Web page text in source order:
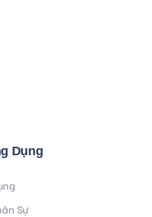
Dụng
Sự